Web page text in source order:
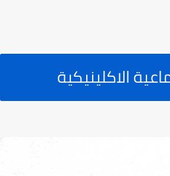
الاكلينيكية